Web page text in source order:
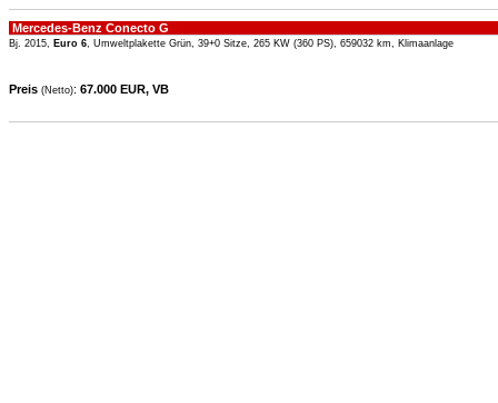
Mercedes-Benz Conecto G
Bj. 2015, Euro 6, Umweltplakette Grün, 39+0 Sitze, 265 KW (360 PS), 659032 km, Klimaanlage
Preis (Netto): 67.000 EUR, VB